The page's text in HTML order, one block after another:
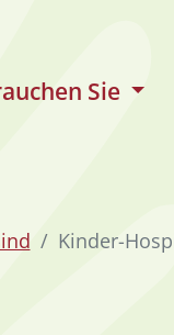
Sie
Kinder-